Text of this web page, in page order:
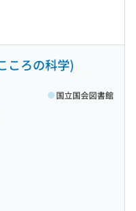
ころの科学)
国立国会図書館